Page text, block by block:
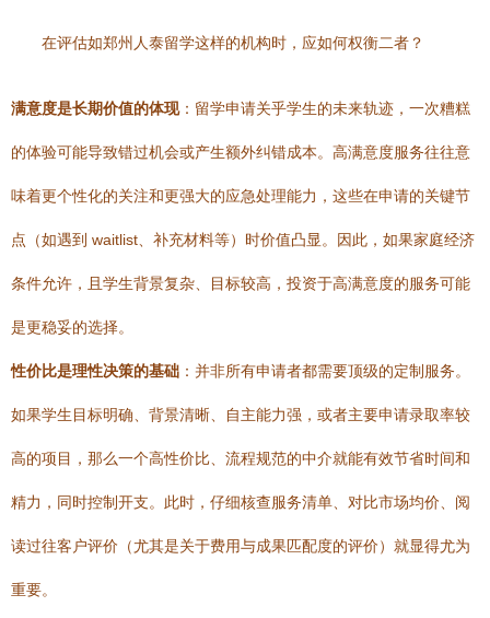
在评估如郑州人泰留学这样的机构时，应如何权衡二者？
满意度是长期价值的体现：留学申请关乎学生的未来轨迹，一次糟糕
的体验可能导致错过机会或产生额外纠错成本。高满意度服务往往意
味着更个性化的关注和更强大的应急处理能力，这些在申请的关键节
点（如遇到 waitlist、补充材料等）时价值凸显。因此，如果家庭经济
条件允许，且学生背景复杂、目标较高，投资于高满意度的服务可能
是更稳妥的选择。
性价比是理性决策的基础 ：并非所有申请者都需要顶级的定制服务。
如果学生目标明确、背景清晰、自主能力强，或者主要申请录取率较
高的项目，那么一个高性价比、流程规范的中介就能有效节省时间和
精力，同时控制开支。此时，仔细核查服务清单、对比市场均价、阅
读过往客户评价（尤其是关于费用与成果匹配度的评价）就显得尤为
重要。